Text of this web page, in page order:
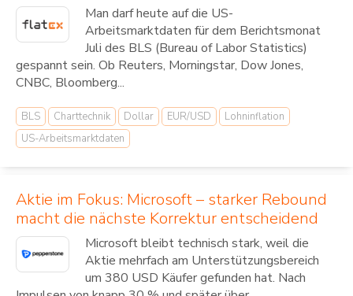
Man darf heute auf die US-
Arbeitsmarktdaten für dem Berichtsmonat
Juli des BLS (Bureau of Labor Statistics)
gespannt sein. Ob Reuters, Morningstar, Dow Jones,
CNBC, Bloomberg...
BLS Charttechnik Dollar EUR/USD
Lohninflation
US-Arbeitsmarktdaten
Aktie im Fokus: Microsoft – starker Rebound
macht die nächste Korrektur entscheidend
Microsoft bleibt technisch stark, weil die
Aktie mehrfach am Unterstützungsbereich
um 380 USD Käufer gefunden hat. Nach